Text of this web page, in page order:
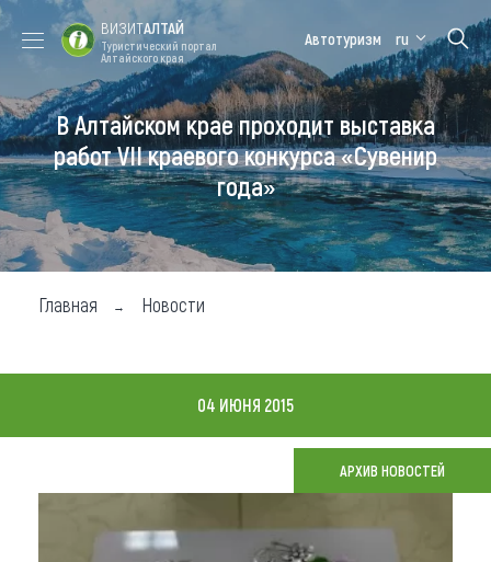
Форум VISIT
ALTAI
Цветение
маральника
Медицинский
форум
Алтайская
зимовка
Туры
Где побывать
Чем заняться
Карта
Что привезти (сувениры)
ВИЗИТАЛТАЙ
Туристический портал
Алтайского края
Автотуризм ru
В Алтайском крае проходит выставка
работ VII краевого конкурса «Сувенир
года»
Главная Новости
04 ИЮНЯ 2015
АРХИВ НОВОСТЕЙ